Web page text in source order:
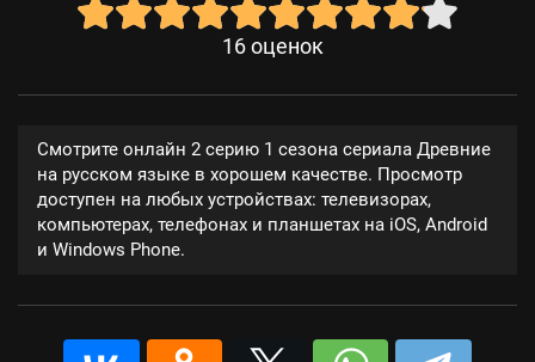
16 оценок
Смотрите онлайн 2 серию 1 сезона сериала Древние
на русском языке в хорошем качестве. Просмотр
доступен на любых устройствах: телевизорах,
компьютерах, телефонах и планшетах на iOS, Android
и Windows Phone.